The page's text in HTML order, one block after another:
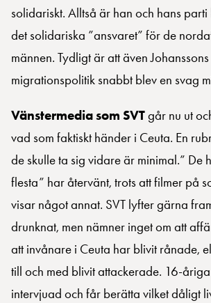
solidariskt. Alltså är han och hans
det solidariska ”ansvaret” för de
männen. Tydligt är att även
migrationspolitik snabbt blev en svag
Vänstermedia som SVTgår nu ut
vad som faktiskt händer i Ceuta. En
de skulle ta sig vidare är minimal.” De
flesta” har återvänt, trots att filmer på
visar något annat. SVT lyfter gärna
drunknat, men nämner inget om att
att invånare i Ceuta har blivit rånade,
till och med blivit attackerade. 16-
intervjuad och får berätta vilket dåligt